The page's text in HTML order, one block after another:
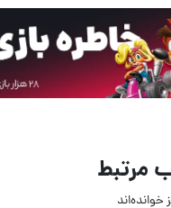
مرتبط
خوانده‌اند